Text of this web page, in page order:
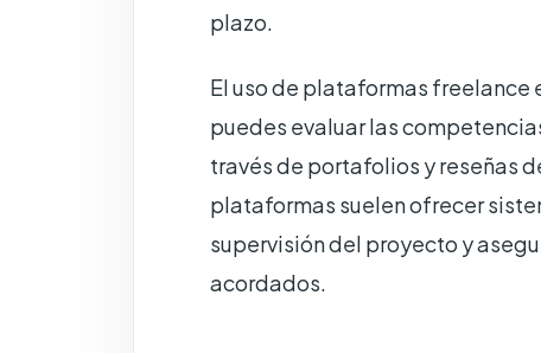
plazo.
El uso de plataformas
puedes evaluar las
través de portafolios y reseñas
plataformas suelen ofrecer
supervisión del proyecto y
acordados.